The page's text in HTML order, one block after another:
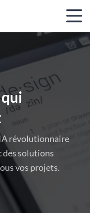
révolutionnaire
solutions
vos projets.